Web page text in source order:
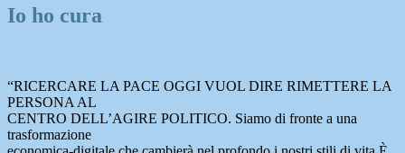
Io ho cura
“RICERCARE LA PACE OGGI VUOL DIRE RIMETTERE LA
PERSONA AL
CENTRO DELL’AGIRE POLITICO. Siamo di fronte a una
trasformazione